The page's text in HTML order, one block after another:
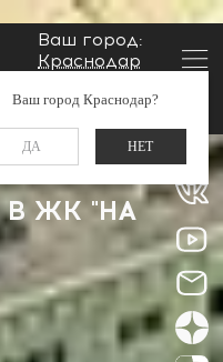
Ваш город:
Краснодар
Ваш город Краснодар?
ДА НЕТ
Заказать звонок
В ЖК "НА